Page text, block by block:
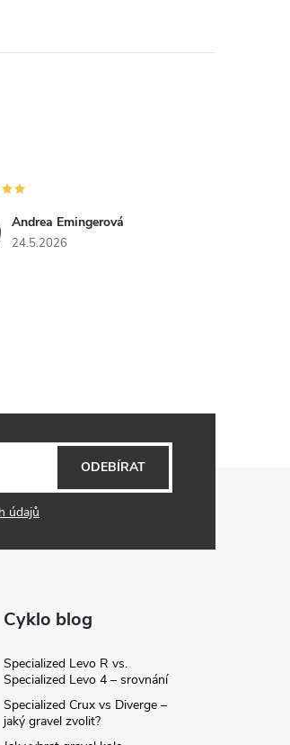
Andrea Emingerová
24.5.2026
údajů
ODEBÍRAT
Cyklo blog
Specialized Levo R vs.
Specialized Levo 4 – srovnání
Specialized Crux vs Diverge –
jaký gravel zvolit?